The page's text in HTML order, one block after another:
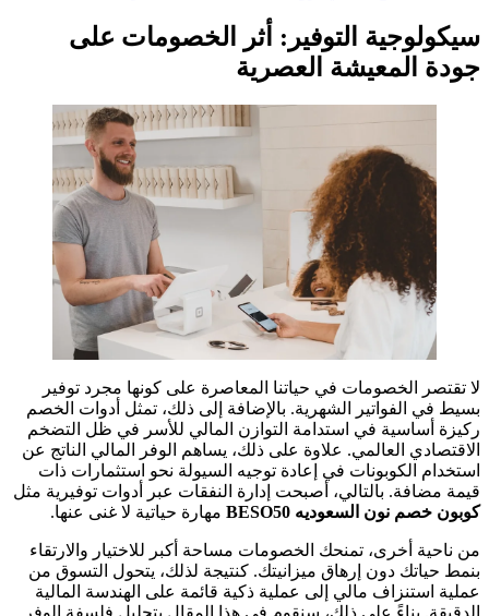
سيكولوجية التوفير: أثر الخصومات على
جودة المعيشة العصرية
لا تقتصر الخصومات في حياتنا المعاصرة على كونها مجرد توفير
بسيط في الفواتير الشهرية. بالإضافة إلى ذلك، تمثل أدوات الخصم
ركيزة أساسية في استدامة التوازن المالي للأسر في ظل التضخم
الاقتصادي العالمي. علاوة على ذلك، يساهم الوفر المالي الناتج عن
استخدام الكوبونات في إعادة توجيه السيولة نحو استثمارات ذات
قيمة مضافة. بالتالي، أصبحت إدارة النفقات عبر أدوات توفيرية مثل
كوبون خصم نون السعوديه BESO50
مهارة حياتية لا غنى عنها.
من ناحية أخرى، تمنحك الخصومات مساحة أكبر للاختيار والارتقاء
بنمط حياتك دون إرهاق ميزانيتك. كنتيجة لذلك، يتحول التسوق من
عملية استنزاف مالي إلى عملية ذكية قائمة على الهندسة المالية